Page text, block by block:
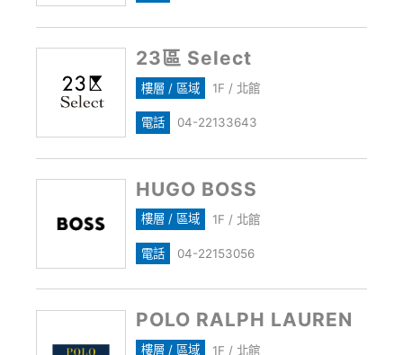
23區 Select
樓層 / 區域 1F / 北館
電話 04-22133643
HUGO BOSS
樓層 / 區域 1F / 北館
電話 04-22153056
POLO RALPH LAUREN
樓層 / 區域 1F / 北館